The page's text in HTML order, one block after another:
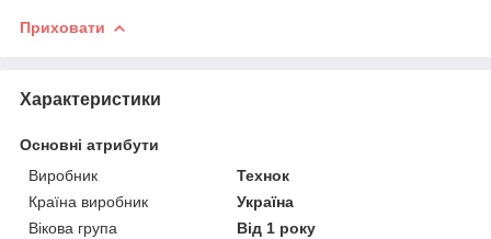
Приховати
Характеристики
Основні атрибути
Виробник
Технок
Країна виробник
Україна
Вікова група
Від 1 року